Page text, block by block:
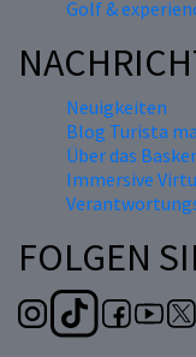
Golf &
Neuigkeiten
Blog Turista
Über das
Immersive
FOLGEN